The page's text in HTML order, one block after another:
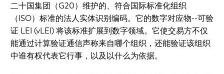
二十国集团（G20）维护的、符合国际标准化组织
（ISO）标准的法人实体识别编码。它的数字对应物--可验
证 LEI (vLEI) 将该标准扩展到数字领域。它使交易方不仅
能通过计算验证通信声称来自哪个组织，还能验证该组织
中谁有权代表它行事，以及以什么为依据。